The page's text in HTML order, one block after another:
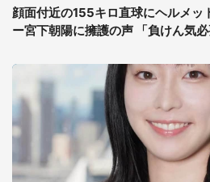
顔面付近の155キロ直球にヘルメッ
ー宮下朝陽に擁護の声 「負けん気